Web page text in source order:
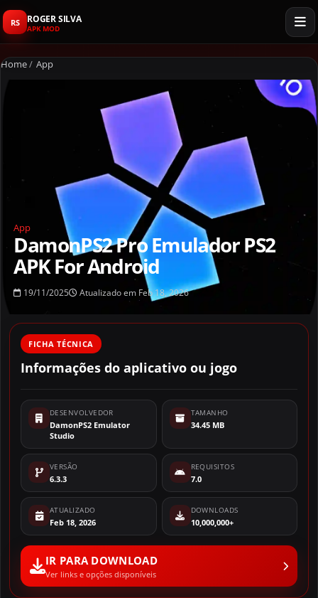
RS ROGER SILVA
APK MOD
Home/ App
App
DamonPS2 Pro Emulador PS2
APK For Android
19/11/2025 Atualizado em Feb 18, 2026
FICHA TÉCNICA
Informações do aplicativo ou jogo
DESENVOLVEDOR
DamonPS2 Emulator
Studio
TAMANHO
34.45 MB
VERSÃO
6.3.3
REQUISITOS
7.0
ATUALIZADO
Feb 18, 2026
DOWNLOADS
10,000,000+
IR PARA DOWNLOAD
Ver links e opções disponíveis